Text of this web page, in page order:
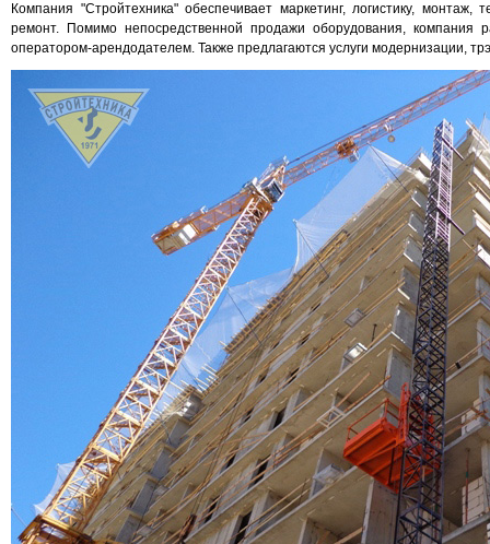
Компания "Стройтехника" обеспечивает маркетинг, логистику,
ремонт. Помимо непосредственной продажи оборудования, компания
оператором-арендодателем. Также предлагаются услуги модернизации,